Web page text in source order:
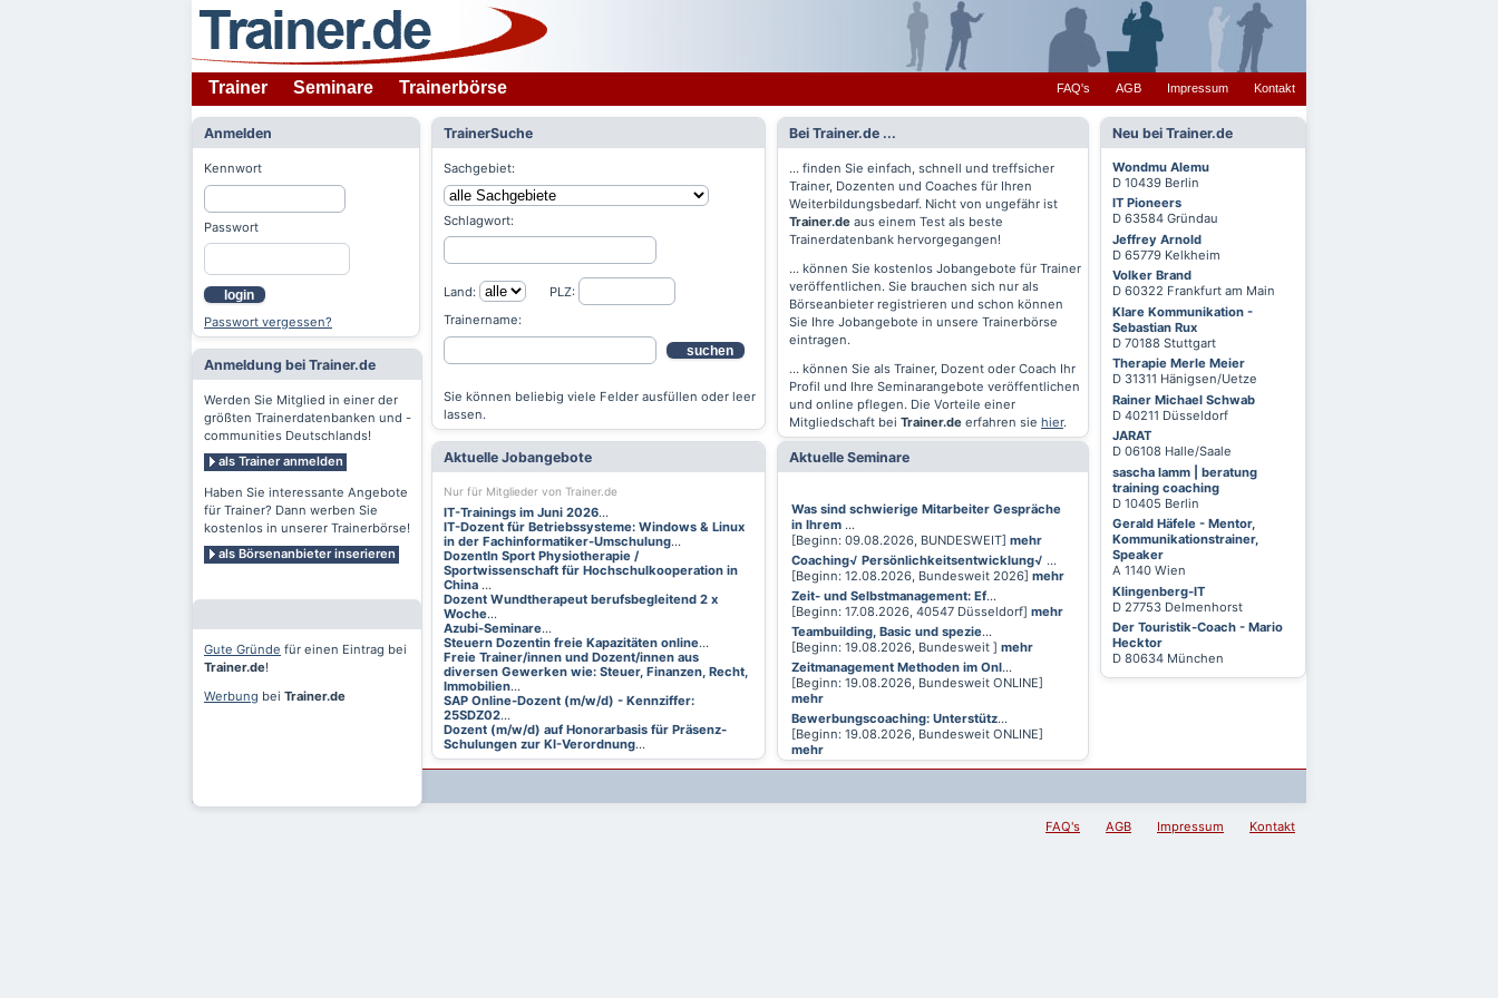
Trainer Seminare Trainerbörse FAQ's AGB Impressum Kontakt
Anmelden
Kennwort
Passwort
login
Passwort vergessen?
Anmeldung bei Trainer.de
Werden Sie Mitglied in einer der
größten Trainerdatenbanken und -
communities Deutschlands!
als Trainer anmelden
Haben Sie interessante Angebote
für Trainer? Dann werben Sie
kostenlos in unserer Trainerbörse!
als Börsenanbieter inserieren
Gute Gründe für einen Eintrag bei
Trainer.de!
Werbung bei Trainer.de
Neu bei Trainer.de
Wondmu Alemu
D 10439 Berlin
IT Pioneers
D 63584 Gründau
Jeffrey Arnold
D 65779 Kelkheim
Volker Brand
D 60322 Frankfurt am Main
Klare Kommunikation -
Sebastian Rux
D 70188 Stuttgart
Therapie Merle Meier
D 31311 Hänigsen/Uetze
Rainer Michael Schwab
D 40211 Düsseldorf
JARAT
D 06108 Halle/Saale
sascha lamm | beratung
training coaching
D 10405 Berlin
Gerald Häfele - Mentor,
Kommunikationstrainer,
Speaker
A 1140 Wien
Klingenberg-IT
D 27753 Delmenhorst
Der Touristik-Coach - Mario
Hecktor
D 80634 München
TrainerSuche
Sachgebiet:
Schlagwort:
Land:
PLZ:
Trainername:
suchen
Sie können beliebig viele Felder ausfüllen oder leer
lassen.
Aktuelle Jobangebote
Nur für Mitglieder von Trainer.de
IT-Trainings im Juni 2026...
IT-Dozent für Betriebssysteme: Windows & Linux
in der Fachinformatiker-Umschulung...
DozentIn Sport Physiotherapie /
Sportwissenschaft für Hochschulkooperation in
China ...
Dozent Wundtherapeut berufsbegleitend 2 x
Woche...
Azubi-Seminare...
Steuern Dozentin freie Kapazitäten online...
Freie Trainer/innen und Dozent/innen aus
diversen Gewerken wie: Steuer, Finanzen, Recht,
Immobilien...
SAP Online-Dozent (m/w/d) - Kennziffer:
25SDZ02...
Dozent (m/w/d) auf Honorarbasis für Präsenz-
Schulungen zur KI-Verordnung...
Bei Trainer.de ...
... finden Sie einfach, schnell und treffsicher
Trainer, Dozenten und Coaches für Ihren
Weiterbildungsbedarf. Nicht von ungefähr ist
Trainer.de aus einem Test als beste
Trainerdatenbank hervorgegangen!
... können Sie kostenlos Jobangebote für Trainer
veröffentlichen. Sie brauchen sich nur als
Börseanbieter registrieren und schon können
Sie Ihre Jobangebote in unsere Trainerbörse
eintragen.
... können Sie als Trainer, Dozent oder Coach Ihr
Profil und Ihre Seminarangebote veröffentlichen
und online pflegen. Die Vorteile einer
Mitgliedschaft bei Trainer.de erfahren sie hier.
Aktuelle Seminare
Was sind schwierige Mitarbeiter Gespräche
in Ihrem ...
[Beginn: 09.08.2026, BUNDESWEIT] mehr
Coaching√ Persönlichkeitsentwicklung√ ...
[Beginn: 12.08.2026, Bundesweit 2026] mehr
Zeit- und Selbstmanagement: Ef...
[Beginn: 17.08.2026, 40547 Düsseldorf] mehr
Teambuilding, Basic und spezie...
[Beginn: 19.08.2026, Bundesweit ] mehr
Zeitmanagement Methoden im Onl...
[Beginn: 19.08.2026, Bundesweit ONLINE]
mehr
Bewerbungscoaching: Unterstütz...
[Beginn: 19.08.2026, Bundesweit ONLINE]
mehr
FAQ's AGB Impressum Kontakt